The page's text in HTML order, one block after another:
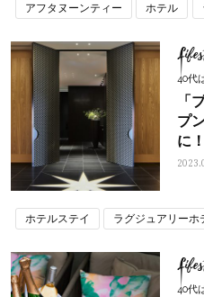
アフタヌーンティー ホテル
40代
「
プ
に！
ホテルステイ ラグジュアリーホ
40代